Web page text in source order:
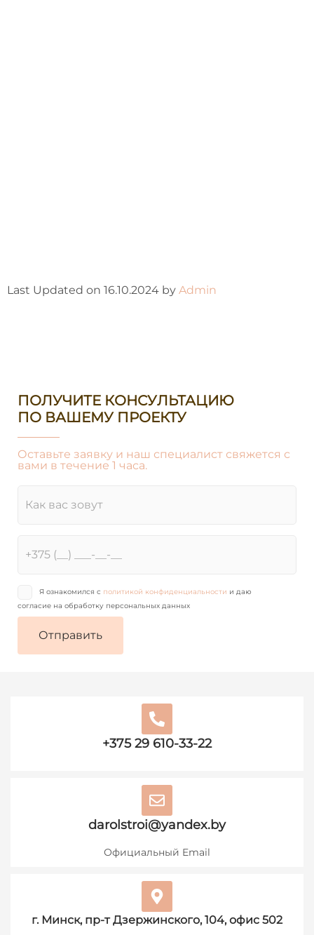
Last Updated on 16.10.2024 by Admin
ПОЛУЧИТЕ КОНСУЛЬТАЦИЮ
ПО ВАШЕМУ ПРОЕКТУ
Оставьте заявку и наш специалист свяжется с
вами в течение 1 часа.
Я ознакомился с политикой конфиденциальности и даю
согласие на обработку персональных данных
+375 29 610-33-22
darolstroi@yandex.by
Официальный Email
г. Минск, пр-т Дзержинского, 104, офис 502